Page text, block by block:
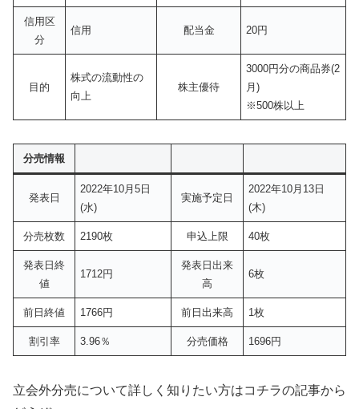
信用区
分
信用 配当金 20円
目的
株式の流動性の
向上
株主優待
3000円分の商品券(2
月)
※500株以上
分売情報
発表日
2022年10月5日
(水)
実施予定日
2022年10月13日
(木)
分売枚数 2190枚 申込上限 40枚
発表日終
値
1712円
発表日出来
高
6枚
前日終値 1766円 前日出来高 1枚
割引率 3.96％ 分売価格 1696円
立会外分売について詳しく知りたい方はコチラの記事から